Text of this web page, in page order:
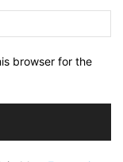
browser for the